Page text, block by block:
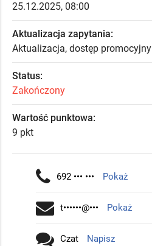
25.12.2025, 08:00
Aktualizacja zapytania:
Aktualizacja, dostęp promocyjny
Status:
Zakończony
Wartość punktowa:
9 pkt
692 ••• ••• Pokaż
t••••••@••• Pokaż
Czat Napisz